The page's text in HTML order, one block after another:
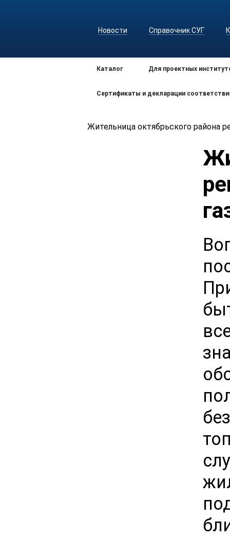
Новости Справочник СУГ
Каталог Для проектных
Сертификаты и декларации
Жительница октябрьского района